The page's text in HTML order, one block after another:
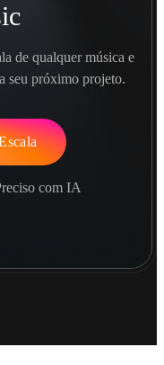
de qualquer música e
seu próximo projeto.
com IA